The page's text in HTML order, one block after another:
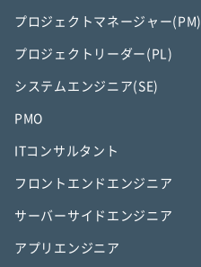
プロジェクトマネージャー(PM)
プロジェクトリーダー(PL)
システムエンジニア(SE)
PMO
ITコンサルタント
フロントエンドエンジニア
サーバーサイドエンジニア
アプリエンジニア